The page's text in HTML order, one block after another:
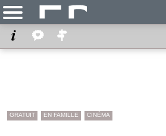
GRATUIT EN FAMILLE CINÉMA